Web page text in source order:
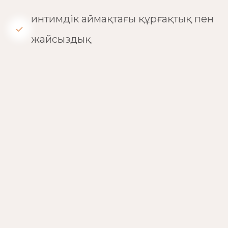
интимдік аймақтағы құрғақтық пен
жайсыздық